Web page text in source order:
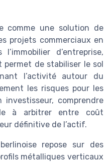
comme une solution de
projets commerciaux en
d’entreprise,
de stabiliser le sol
l’activité autour du
les risques pour les
investisseur, comprendre
à arbitrer entre coût
définitive de l’actif.
repose sur des
métalliques verticaux